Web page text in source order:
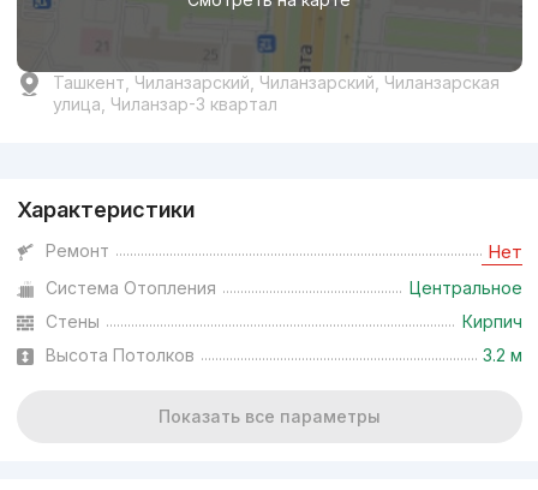
Ташкент, Чиланзарский, Чиланзарский, Чиланзарская
улица, Чиланзар-3 квартал
Характеристики
Ремонт Нет
Система Отопления
Центральное
Стены
Кирпич
Высота Потолков
3.2 м
Показать все параметры